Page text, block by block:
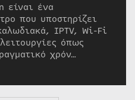
είναι ένα
που υποστηρίζει
IPTV, Wi-Fi
όπως
χρόν…